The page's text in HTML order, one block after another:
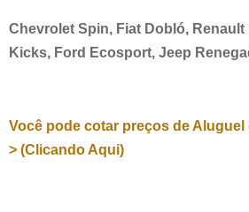
Chevrolet Spin, Fiat Dobló, Renault
Kicks, Ford Ecosport, Jeep
Você pode cotar preços de
> (Clicando Aqui)